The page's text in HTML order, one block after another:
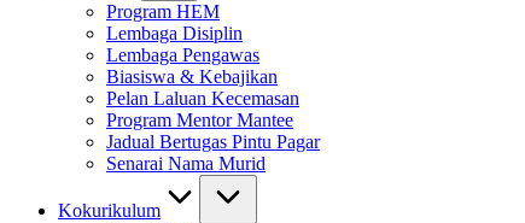
Program HEM
Lembaga Disiplin
Lembaga Pengawas
Biasiswa & Kebajikan
Pelan Laluan Kecemasan
Program Mentor Mantee
Jadual Bertugas Pintu Pagar
Senarai Nama Murid
Kokurikulum